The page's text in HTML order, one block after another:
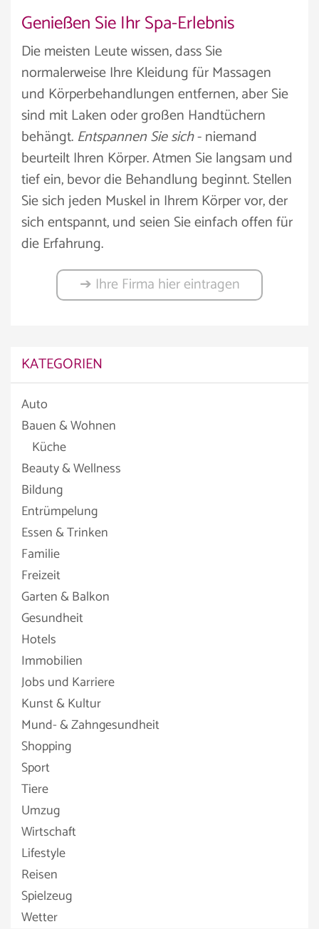
Genießen Sie Ihr Spa-Erlebnis
Die meisten Leute wissen, dass Sie
normalerweise Ihre Kleidung für Massagen
und Körperbehandlungen entfernen, aber Sie
sind mit Laken oder großen Handtüchern
behängt. Entspannen Sie sich- niemand
beurteilt Ihren Körper. Atmen Sie langsam und
tief ein, bevor die Behandlung beginnt. Stellen
Sie sich jeden Muskel in Ihrem Körper vor, der
sich entspannt, und seien Sie einfach offen für
die Erfahrung.
➔ Ihre Firma hier eintragen
KATEGORIEN
Auto
Bauen & Wohnen
Küche
Beauty & Wellness
Bildung
Entrümpelung
Essen & Trinken
Familie
Freizeit
Garten & Balkon
Gesundheit
Hotels
Immobilien
Jobs und Karriere
Kunst & Kultur
Mund- & Zahngesundheit
Shopping
Sport
Tiere
Umzug
Wirtschaft
Lifestyle
Reisen
Spielzeug
Wetter